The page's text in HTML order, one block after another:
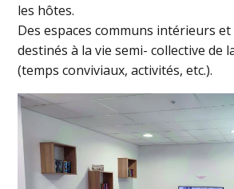
les hôtes.
Des espaces communs intérieurs
destinés à la vie semi- collective de
(temps conviviaux, activités, etc.).